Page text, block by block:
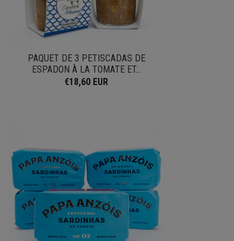
PAQUET DE 3 PETISCADAS DE
ESPADON À LA TOMATE ET...
€18,60 EUR